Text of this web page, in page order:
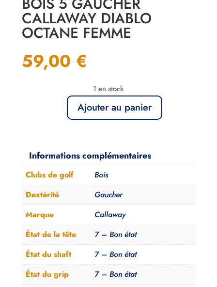
CALLAWAY DIABLO
OCTANE FEMME
59,00 €
1 en stock
quantité
5
Gaucher
Callaway
Diablo
Octane
Ajouter au panier
Informations complémentaires
Clubs de golf
Bois
Dextérité
Gaucher
Marque
Callaway
État de la tête
7 – Bon état
État du shaft
7 – Bon état
État du grip
7 – Bon état